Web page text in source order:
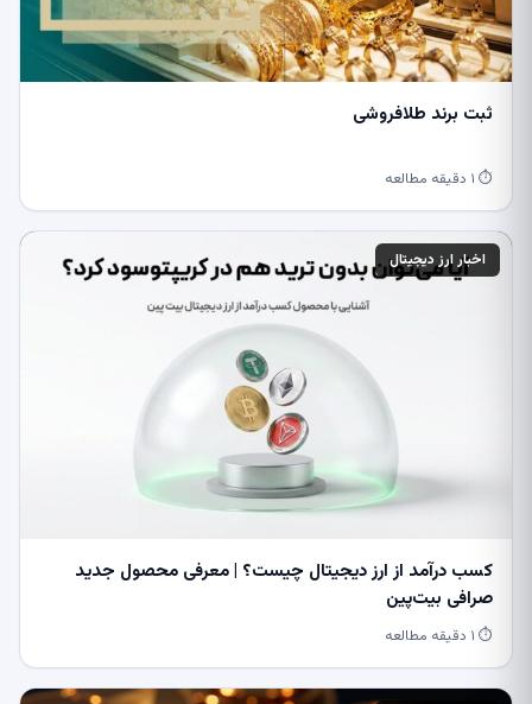
ثبت برند طلافروشی
⏱ ۱ دقیقه مطالعه
اخبار ارز دیجیتال
کسب درآمد از ارز دیجیتال چیست؟ | معرفی محصول جدید
صرافی بیت‌پین
⏱ ۱ دقیقه مطالعه